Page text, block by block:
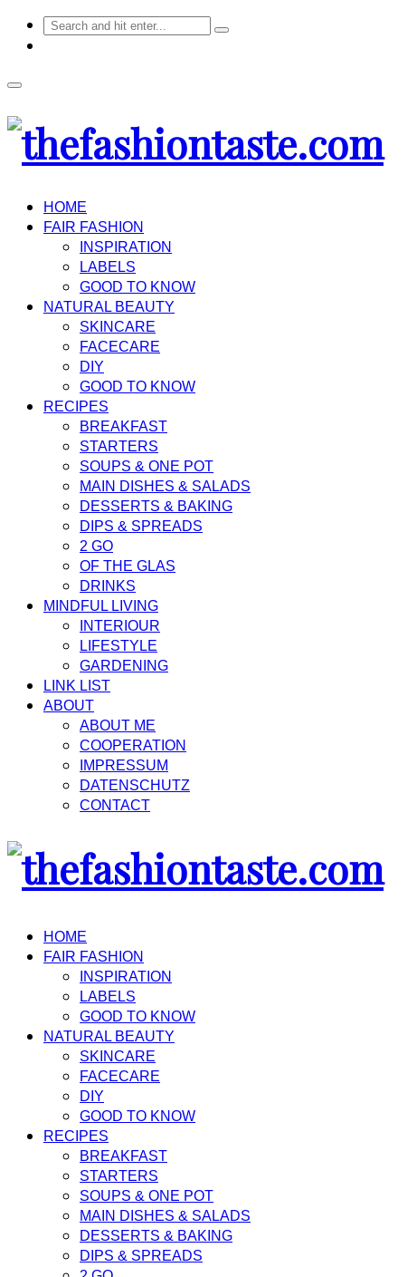
HOME
FAIR FASHION
INSPIRATION
LABELS
GOOD TO KNOW
NATURAL BEAUTY
SKINCARE
FACECARE
DIY
GOOD TO KNOW
RECIPES
BREAKFAST
STARTERS
SOUPS & ONE POT
MAIN DISHES & SALADS
DESSERTS & BAKING
DIPS & SPREADS
2 GO
OF THE GLAS
DRINKS
MINDFUL LIVING
INTERIOUR
LIFESTYLE
GARDENING
LINK LIST
ABOUT
ABOUT ME
COOPERATION
IMPRESSUM
DATENSCHUTZ
CONTACT
HOME
FAIR FASHION
INSPIRATION
LABELS
GOOD TO KNOW
NATURAL BEAUTY
SKINCARE
FACECARE
DIY
GOOD TO KNOW
RECIPES
BREAKFAST
STARTERS
SOUPS & ONE POT
MAIN DISHES & SALADS
DESSERTS & BAKING
DIPS & SPREADS